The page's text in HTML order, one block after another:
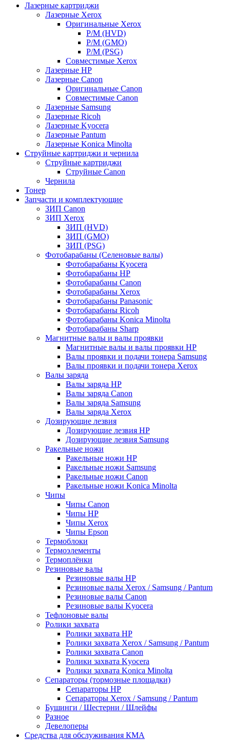
Лазерные картриджи
Лазерные Xerox
Оригинальные Xerox
Р/М (HVD)
Р/М (GMO)
Р/М (PSG)
Совместимые Xerox
Лазерные HP
Лазерные Canon
Оригинальные Canon
Совместимые Canon
Лазерные Samsung
Лазерные Ricoh
Лазерные Kyocera
Лазерные Pantum
Лазерные Konica Minolta
Струйные картриджи и чернила
Струйные картриджи
Струйные Canon
Чернила
Тонер
Запчасти и комплектующие
ЗИП Canon
ЗИП Xerox
ЗИП (HVD)
ЗИП (GMO)
ЗИП (PSG)
Фотобарабаны (Селеновые валы)
Фотобарабаны Kyocera
Фотобарабаны HP
Фотобарабаны Canon
Фотобарабаны Xerox
Фотобарабаны Panasonic
Фотобарабаны Ricoh
Фотобарабаны Konica Minolta
Фотобарабаны Sharp
Магнитные валы и валы проявки
Магнитные валы и валы проявки HP
Валы проявки и подачи тонера Samsung
Валы проявки и подачи тонера Xerox
Валы заряда
Валы заряда HP
Валы заряда Canon
Валы заряда Samsung
Валы заряда Xerox
Дозирующие лезвия
Дозирующие лезвия HP
Дозирующие лезвия Samsung
Ракельные ножи
Ракельные ножи HP
Ракельные ножи Samsung
Ракельные ножи Canon
Ракельные ножи Konica Minolta
Чипы
Чипы Canon
Чипы HP
Чипы Xerox
Чипы Epson
Термоблоки
Термоэлементы
Термоплёнки
Резиновые валы
Резиновые валы HP
Резиновые валы Xerox / Samsung / Pantum
Резиновые валы Canon
Резиновые валы Kyocera
Тефлоновые валы
Ролики захвата
Ролики захвата HP
Ролики захвата Xerox / Samsung / Pantum
Ролики захвата Canon
Ролики захвата Kyocera
Ролики захвата Konica Minolta
Сепараторы (тормозные площадки)
Сепараторы HP
Сепараторы Xerox / Samsung / Pantum
Бушинги / Шестерни / Шлейфы
Разное
Девелоперы
Средства для обслуживания КМА